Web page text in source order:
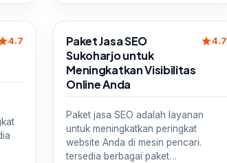
4.7 Sale
Paket Jasa SEO
Sukoharjo untuk
Meningkatkan Visibilitas
Online Anda
star4.7
Paket jasa SEO adalah layanan
untuk meningkatkan peringkat
website Anda di mesin pencari.
tersedia berbagai paket…